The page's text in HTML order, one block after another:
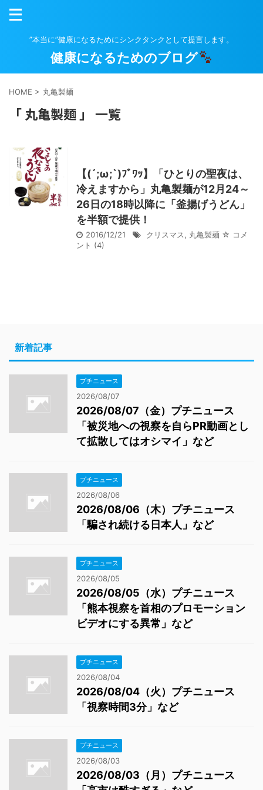
”本当に”健康になるためにシンクタンクとして提言します。
健康になるためのブログ
HOME > 丸亀製麺
「 丸亀製麺 」 一覧
【(´;ω;`)ﾌﾞﾜｯ】「ひとりの聖夜は、
冷えますから」丸亀製麺が12月24～
26日の18時以降に「釜揚げうどん」
を半額で提供！
2016/12/21 クリスマス, 丸亀製麺 ☆ コメ
ント (4)
新着記事
プチニュース
2026/08/07
2026/08/07（金）プチニュース
「被災地への視察を自らPR動画とし
て拡散してはオシマイ」など
プチニュース
2026/08/06
2026/08/06（木）プチニュース
「騙され続ける日本人」など
プチニュース
2026/08/05
2026/08/05（水）プチニュース
「熊本視察を首相のプロモーション
ビデオにする異常」など
プチニュース
2026/08/04
2026/08/04（火）プチニュース
「視察時間3分」など
プチニュース
2026/08/03
2026/08/03（月）プチニュース